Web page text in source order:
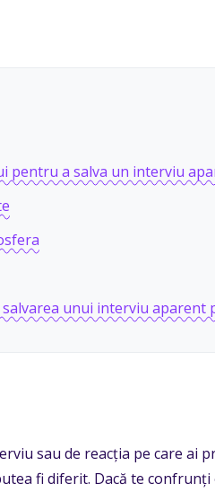
pentru a salva un interviu
unui interviu aparent
sau de reacția pe care ai
fi diferit. Dacă te